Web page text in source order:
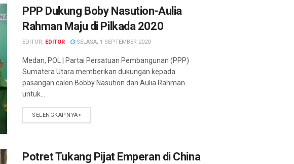
PPP Dukung Boby Nasution-Aulia
Rahman Maju di Pilkada 2020
EDITOR: EDITOR SELASA, 1 SEPTEMBER 2020
Medan, POL | Partai Persatuan Pembangunan (PPP)
Sumatera Utara memberikan dukungan kepada
pasangan calon Bobby Nasution dan Aulia Rahman
untuk...
SELENGKAPNYA>
Potret Tukang Pijat Emperan di China